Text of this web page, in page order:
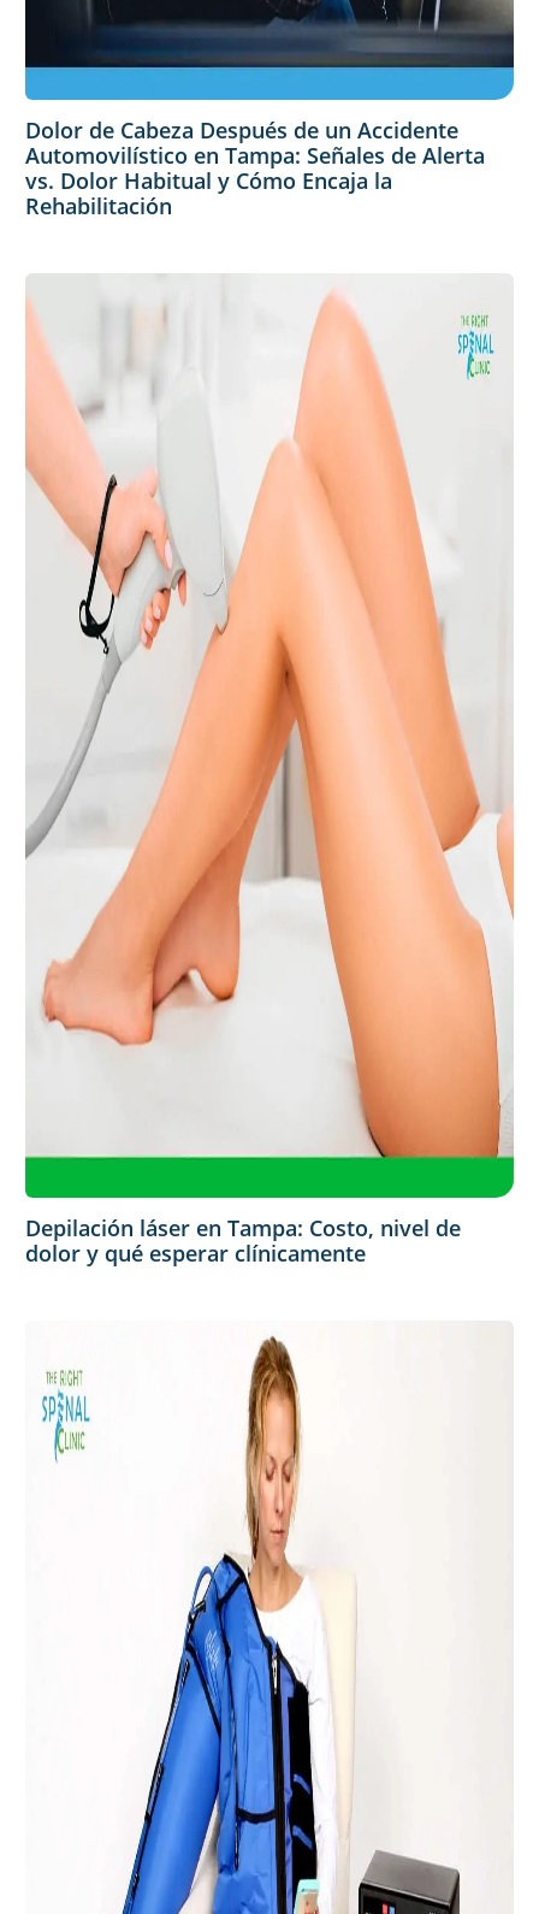
Dolor de Cabeza Después de un Accidente
Automovilístico en Tampa: Señales de Alerta
vs. Dolor Habitual y Cómo Encaja la
Rehabilitación
Depilación láser en Tampa: Costo, nivel de
dolor y qué esperar clínicamente